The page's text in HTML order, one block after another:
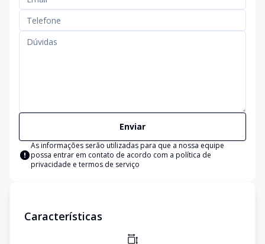
Enviar
As informações serão utilizadas para que a nossa equipe
possa entrar em contato de acordo com a política de
privacidade e termos de serviço
Características